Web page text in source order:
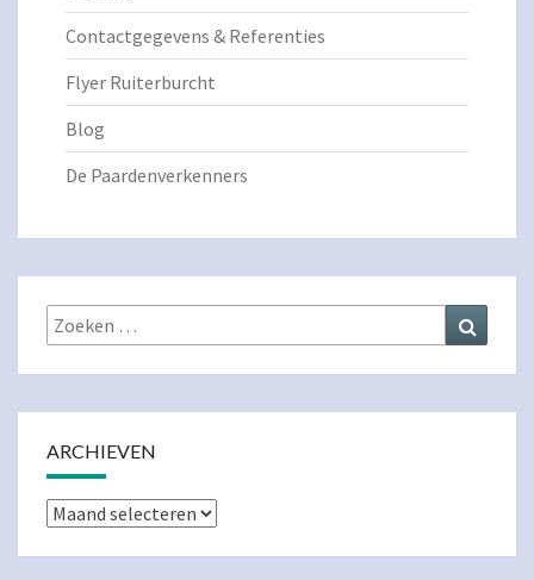
Contactgegevens & Referenties
Flyer Ruiterburcht
Blog
De Paardenverkenners
Zoeken
naar:
ARCHIEVEN
Archieven